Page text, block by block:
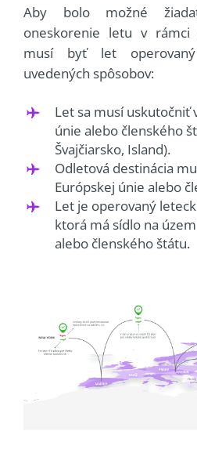
Aby bolo možné
oneskorenie letu v rámci
musí byť let
uvedených spôsobov:
Let sa musí uskutočniť
únie alebo členského
Švajčiarsko, Island).
Odletová destinácia
Európskej únie alebo
Let je operovaný
ktorá má sídlo na
alebo členského štátu.